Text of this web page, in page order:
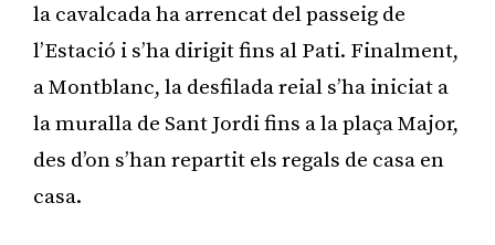
la cavalcada ha arrencat del passeig de
l’Estació i s’ha dirigit fins al Pati. Finalment,
a Montblanc, la desfilada reial s’ha iniciat a
la muralla de Sant Jordi fins a la plaça Major,
des d’on s’han repartit els regals de casa en
casa.